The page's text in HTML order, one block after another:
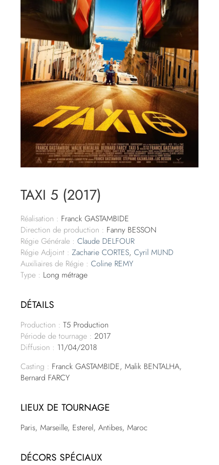
TAXI 5 (2017)
Réalisation : Franck GASTAMBIDE
Direction de production : Fanny BESSON
Régie Générale : Claude DELFOUR
Régie Adjoint : Zacharie CORTES,Cyril MUND
Auxiliaires de Régie : Coline REMY
Type : Long métrage
DÉTAILS
Production : T5 Production
Période de tournage : 2017
Diffusion : 11/04/2018
Casting : Franck GASTAMBIDE, Malik BENTALHA,
Bernard FARCY
LIEUX DE TOURNAGE
Paris, Marseille, Esterel, Antibes, Maroc
DÉCORS SPÉCIAUX